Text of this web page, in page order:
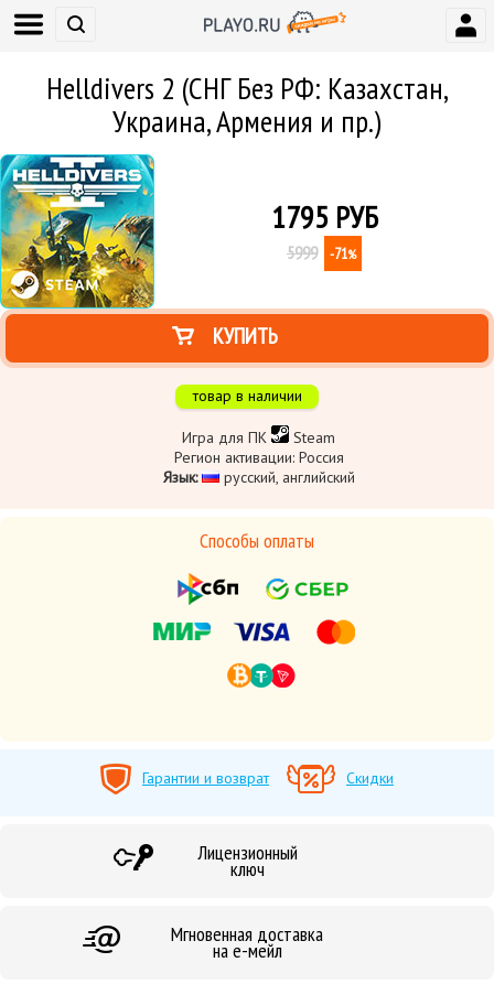
Helldivers 2 (СНГ Без РФ: Казахстан,
Украина, Армения и пр.)
1795РУБ
5999 -71%
КУПИТЬ
товар в наличии
Игра для ПК
Steam
Регион активации: Россия
Язык:
русский, английский
Способы оплаты
Гарантии и возврат Скидки
Лицензионный
ключ
Мгновенная доставка
на е-мейл